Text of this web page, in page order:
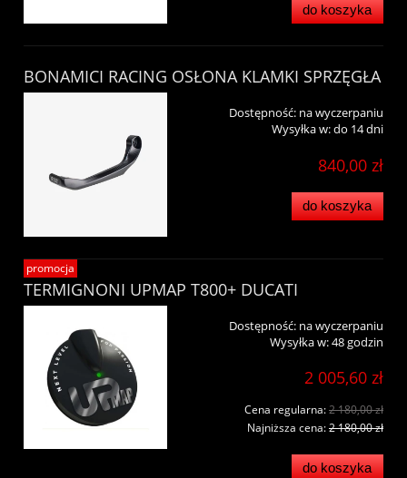
do koszyka
BONAMICI RACING OSŁONA KLAMKI SPRZĘGŁA
Dostępność: na wyczerpaniu
Wysyłka w:do 14 dni
840,00 zł
do koszyka
TERMIGNONI UPMAP T800+ DUCATI
Dostępność: na wyczerpaniu
Wysyłka w:48 godzin
2 005,60 zł
Cena regularna:2 180,00 zł
Najniższa cena:2 180,00 zł
do koszyka
promocja